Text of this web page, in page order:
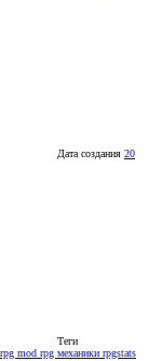
Дата создания 20
Теги
rpg mod rpg механики rpgstats